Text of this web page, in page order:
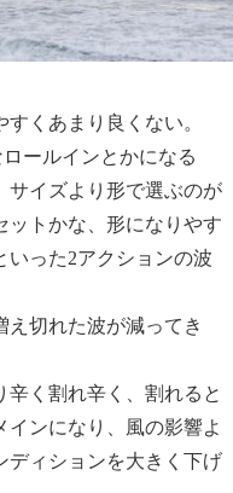
くあまり良くない。
ールインとかになる
サイズより形で選ぶのが
ットかな、形になりやす
いった2アクションの波
え切れた波が減ってき
く割れ辛く、割れると
ンになり、風の影響よ
ディションを大きく下げ